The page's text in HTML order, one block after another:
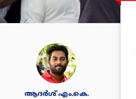
ആദർശ് എം.കെ.